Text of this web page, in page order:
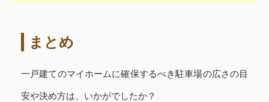
まとめ
一戸建てのマイホームに確保するべき駐車場の広さの目
安や決め方は、いかがでしたか？